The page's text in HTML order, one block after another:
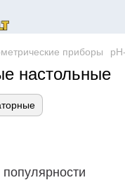
приборы
настольные